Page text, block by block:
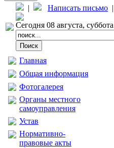
| Написать письмо |
Сегодня 08 августа, суббота
Главная
Общая информация
Фотогалерея
Органы местного
самоуправления
Устав
Нормативно-
правовые акты